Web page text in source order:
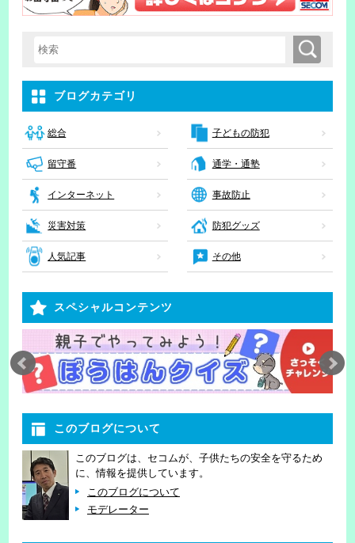
検索キーワード入力 検索
ブログカテゴリ
総合 子どもの防犯
留守番 通学・通塾
インターネット 事故防止
災害対策 防犯グッズ
人気記事 その他
スペシャルコンテンツ
このブログについて
このブログは、セコムが、子供たちの安全を守るため
に、情報を提供しています。
このブログについて
モデレーター